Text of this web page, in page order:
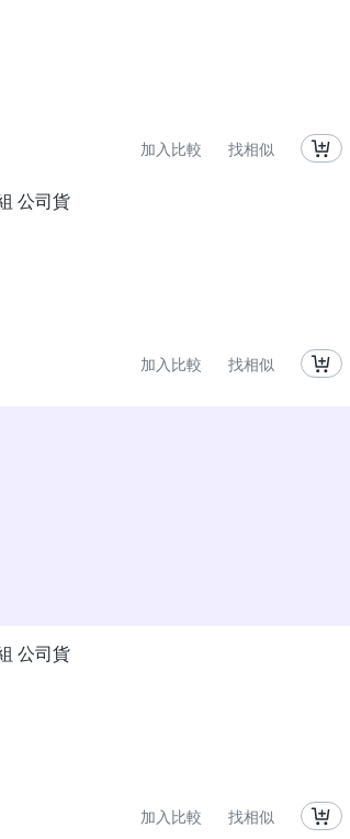
加入比較 找相似
公司貨
加入比較 找相似
公司貨
加入比較 找相似